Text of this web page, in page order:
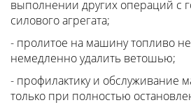
выполнении других операций с
силового агрегата;
- пролитое на машину топливо
немедленно удалить ветошью;
- профилактику и обслуживание
только при полностью